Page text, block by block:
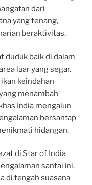
dari
yang tenang,
beraktivitas.
duduk baik di dalam
luar yang segar.
keindahan
menambah
India mengalun
bersantap
hidangan.
di Star of India
santai ini.
di tengah suasana